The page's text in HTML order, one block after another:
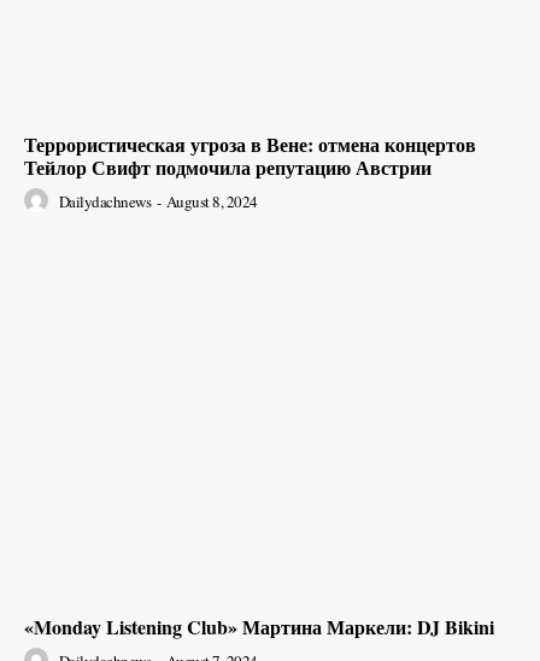
Террористическая угроза в Вене: отмена концертов
Тейлор Свифт подмочила репутацию Австрии
Dailydachnews - August 8, 2024
«Monday Listening Club» Мартина Маркели: DJ Bikini